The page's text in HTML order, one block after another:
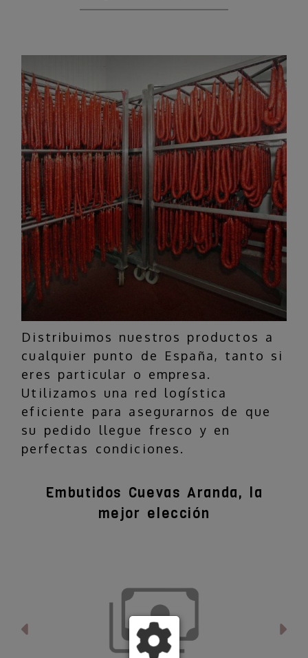
Distribuimos nuestros productos a
cualquier punto de España, tanto si
eres particular o empresa.
Utilizamos una red logística
eficiente para asegurarnos de que
su pedido llegue fresco y en
perfectas condiciones.
Embutidos Cuevas Aranda, la
mejor elección